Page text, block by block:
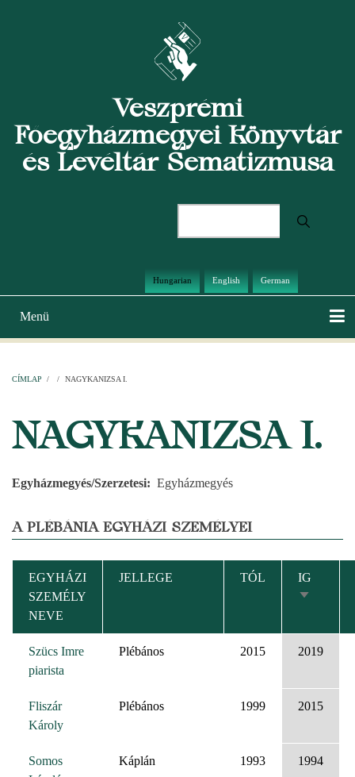
Veszprémi
Főegyházmegyei Könyvtár
és Levéltár Sematizmusa
Hungarian English German
Main
navigation
Menü
CÍMLAP / / NAGYKANIZSA I.
NAGYKANIZSA I.
Egyházmegyés/Szerzetesi Egyházmegyés
A PLÉBÁNIA EGYHÁZI SZEMÉLYEI
EGYHÁZI
SZEMÉLY
NEVE
JELLEGE TÓL
IG
Szücs Imre
piarista
Plébános 2015 2019
Fliszár
Károly
Plébános 1999 2015
Somos
Káplán 1993 1994